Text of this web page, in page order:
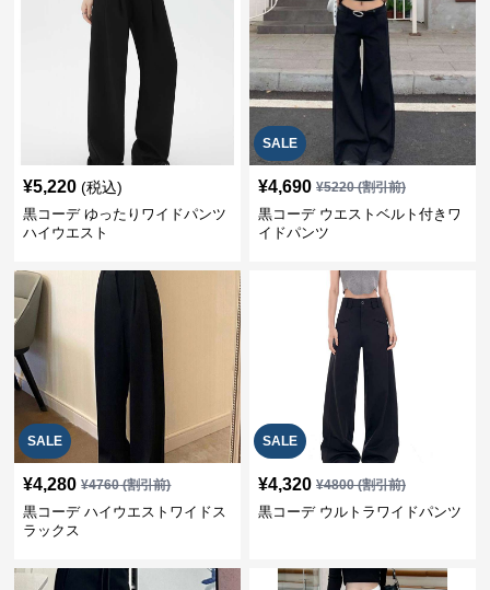
¥5,220 (税込)
黒コーデ ゆったりワイドパンツ
ハイウエスト
SALE
¥4,690 ¥5220(割引前)
黒コーデ ウエストベルト付きワ
イドパンツ
SALE
¥4,280 ¥4760(割引前)
黒コーデ ハイウエストワイドス
ラックス
SALE
¥4,320 ¥4800(割引前)
黒コーデ ウルトラワイドパンツ